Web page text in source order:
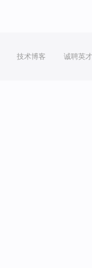
技术博客 诚聘英才